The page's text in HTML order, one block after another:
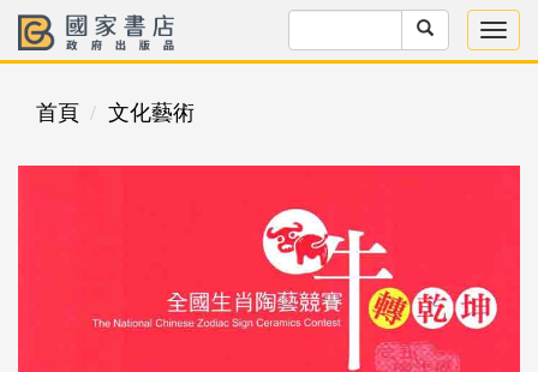
首頁 文化藝術